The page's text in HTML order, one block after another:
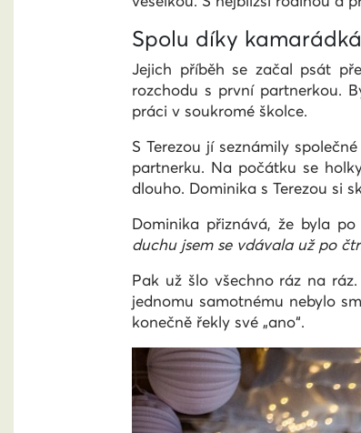
Spolu díky
Jejich příběh se začal psát
rozchodu s první partnerkou.
práci v soukromé školce.
S Terezou jí seznámily
partnerku. Na počátku se
dlouho. Dominika s Terezou si
Dominika přiznává, že byla
duchu jsem se vdávala už po
Pak už šlo všechno ráz na
jednomu samotnému nebylo
konečně řekly své „ano“.